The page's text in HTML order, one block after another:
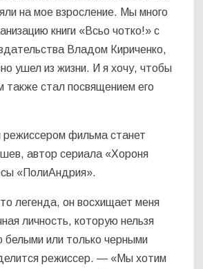
на мое взросление. Мы много
книги «Всьо чотко!» с
Владом Кириченко,
ушел из жизни. И я хочу, чтобы
также стал посвящением его
режиссером фильма станет
автор сериала «Хороня
«ПолиАндрия».
легенда, он восхищает меня
личность, которую нельзя
белыми или только черными
режиссер. — «Мы хотим